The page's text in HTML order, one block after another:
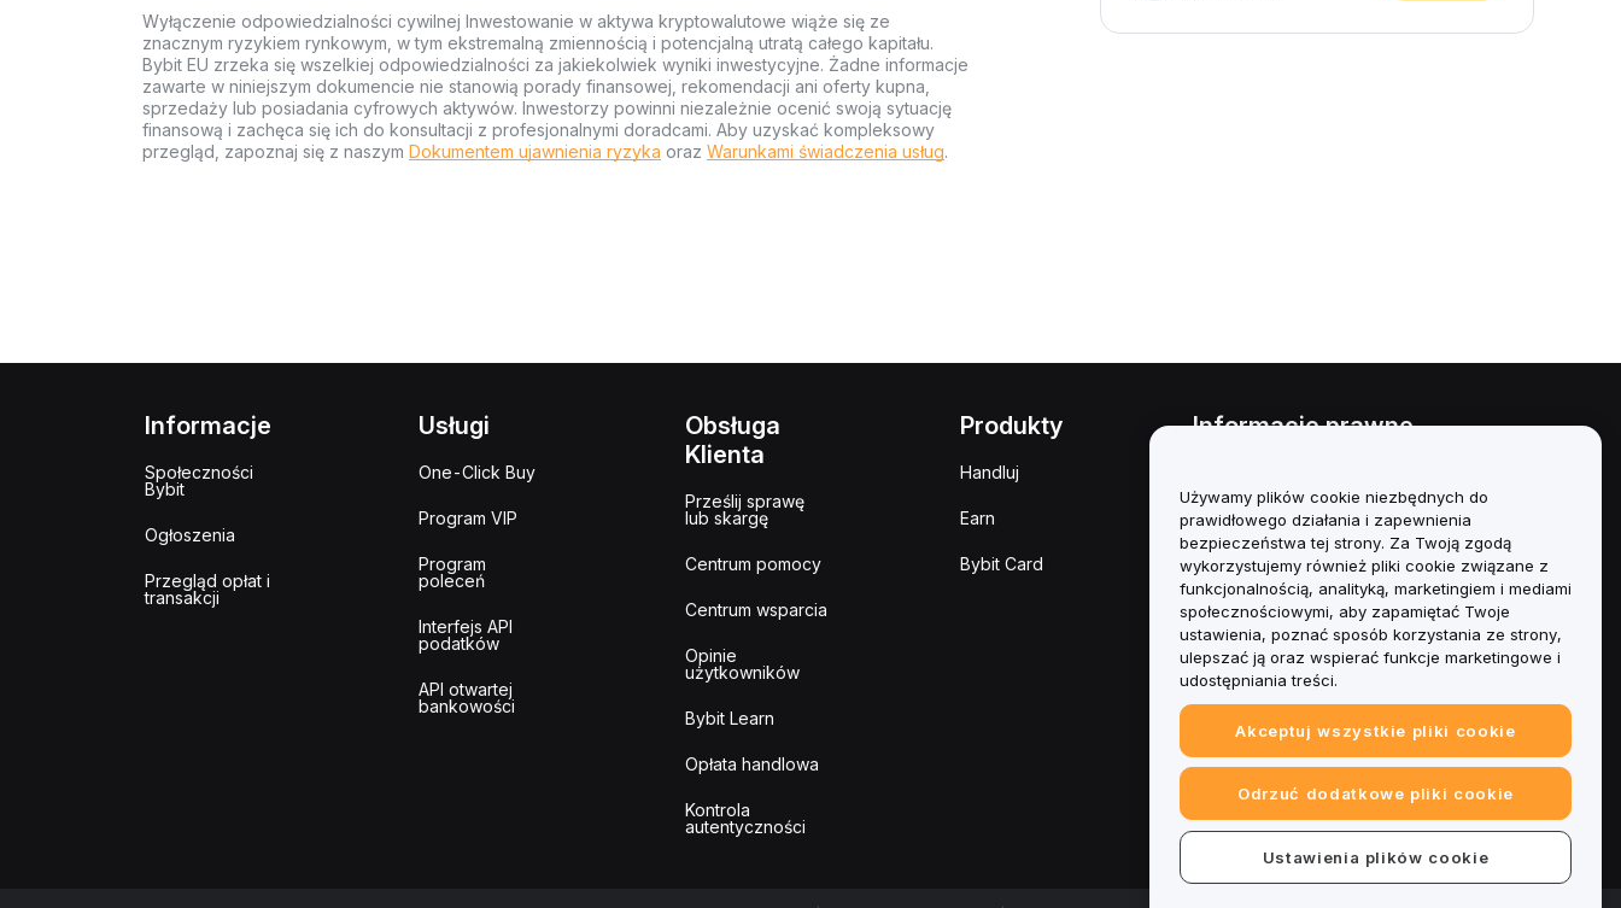
Wyłączenie odpowiedzialności cywilnej Inwestowanie w aktywa kryptowalutowe wiąże się ze
znacznym ryzykiem rynkowym, w tym ekstremalną zmiennością i potencjalną utratą całego kapitału.
Bybit EU zrzeka się wszelkiej odpowiedzialności za jakiekolwiek wyniki inwestycyjne. Żadne informacje
zawarte w niniejszym dokumencie nie stanowią porady finansowej, rekomendacji ani oferty kupna,
sprzedaży lub posiadania cyfrowych aktywów. Inwestorzy powinni niezależnie ocenić swoją sytuację
finansową i zachęca się ich do konsultacji z profesjonalnymi doradcami. Aby uzyskać kompleksowy
przegląd, zapoznaj się z naszym Dokumentem ujawnienia ryzyka oraz Warunkami świadczenia usług.
Informacje
Społeczności
Bybit
Ogłoszenia
Przegląd opłat i
transakcji
Usługi
One-Click Buy
Program VIP
Program
poleceń
Interfejs API
podatków
API otwartej
bankowości
Obsługa
Klienta
Prześlij sprawę
lub skargę
Centrum pomocy
Centrum wsparcia
Opinie
użytkowników
Bybit Learn
Opłata handlowa
Kontrola
autentyczności
Produkty
Handluj
Earn
Bybit Card
Informacje prawne
interesów
Podsumowanie polityki
powiernictwa i zarządzania
Informacje ESG
Biuletyny informacyjne
kryptoaktywów
Używamy plików cookie niezbędnych do
prawidłowego działania i zapewnienia
bezpieczeństwa tej strony. Za Twoją zgodą
wykorzystujemy również pliki cookie związane z
funkcjonalnością, analityką, marketingiem i mediami
społecznościowymi, aby zapamiętać Twoje
ustawienia, poznać sposób korzystania ze strony,
ulepszać ją oraz wspierać funkcje marketingowe i
udostępniania treści.
Akceptuj wszystkie pliki cookie
Odrzuć dodatkowe pliki cookie
Ustawienia plików cookie